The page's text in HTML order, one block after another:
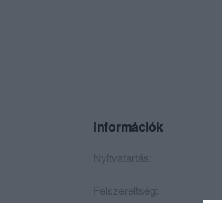
Információk
Nyitvatartás:
Felszereltség: